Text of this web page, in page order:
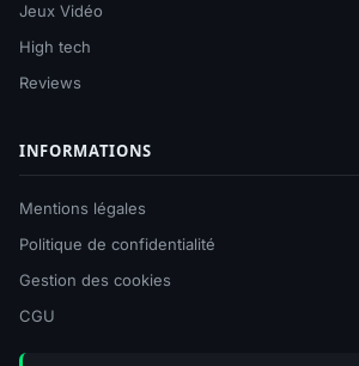
Jeux Vidéo
High tech
Reviews
INFORMATIONS
Mentions légales
Politique de confidentialité
Gestion des cookies
CGU